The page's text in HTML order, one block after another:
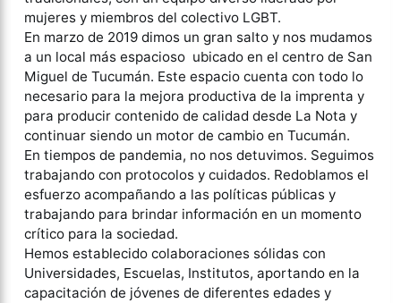
mujeres y miembros del colectivo LGBT.
En marzo de 2019 dimos un gran salto y nos mudamos
a un local más espacioso ubicado en el centro de San
Miguel de Tucumán. Este espacio cuenta con todo lo
necesario para la mejora productiva de la imprenta y
para producir contenido de calidad desde La Nota y
continuar siendo un motor de cambio en Tucumán.
En tiempos de pandemia, no nos detuvimos. Seguimos
trabajando con protocolos y cuidados. Redoblamos el
esfuerzo acompañando a las políticas públicas y
trabajando para brindar información en un momento
crítico para la sociedad.
Hemos establecido colaboraciones sólidas con
Universidades, Escuelas, Institutos, aportando en la
capacitación de jóvenes de diferentes edades y